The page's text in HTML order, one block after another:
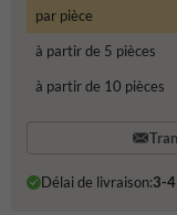
par pièce
à partir de 5 pièces
à partir de 10 pièces
Délai de livraison:3-4